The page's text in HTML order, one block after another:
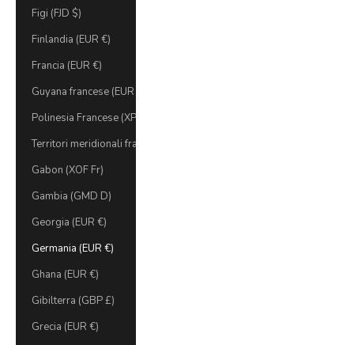
Figi (FJD $)
Finlandia (EUR €)
Francia (EUR €)
Guyana francese (EUR €)
Polinesia Francese (XPF Fr)
Territori meridionali francesi (EUR €)
Gabon (XOF Fr)
Gambia (GMD D)
Georgia (EUR €)
Germania (EUR €)
Ghana (EUR €)
Gibilterra (GBP £)
Grecia (EUR €)